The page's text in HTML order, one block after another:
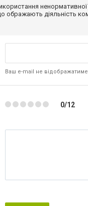
ображають діяльність
Ваш e-mail не
0/12